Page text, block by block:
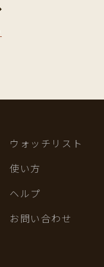
ウォッチリスト
使い方
ヘルプ
お問い合わせ